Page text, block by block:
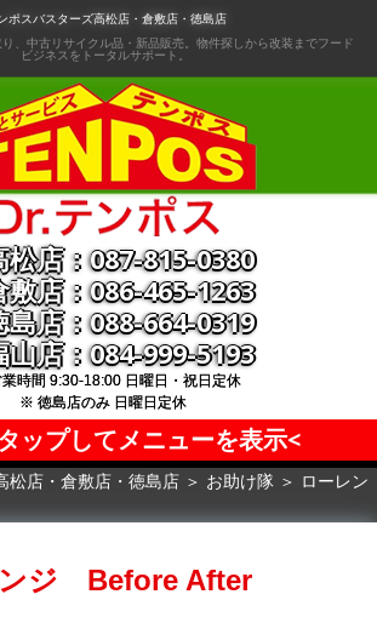
ポスバスターズ高松店・倉敷店・徳島店
、中古リサイクル品・新品販売。物件探しから改装までフード
ビジネスをトータルサポート。
松店：087-815-0380
敷店：086-465-1263
島店：088-664-0319
山店：084-999-5193
業時間 9:30-18:00 日曜日・祝日定休
※ 徳島店のみ 日曜日定休
ップしてメニューを表示<
松店・倉敷店・徳島店 ＞ お助け隊 ＞ ローレン
ンジ Before After